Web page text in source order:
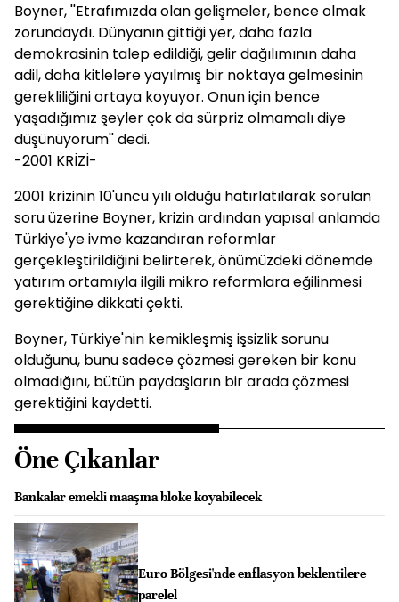
Boyner, ''Etrafımızda olan gelişmeler, bence olmak
zorundaydı. Dünyanın gittiği yer, daha fazla
demokrasinin talep edildiği, gelir dağılımının daha
adil, daha kitlelere yayılmış bir noktaya gelmesinin
gerekliliğini ortaya koyuyor. Onun için bence
yaşadığımız şeyler çok da sürpriz olmamalı diye
düşünüyorum'' dedi.
-2001 KRİZİ-
2001 krizinin 10'uncu yılı olduğu hatırlatılarak sorulan
soru üzerine Boyner, krizin ardından yapısal anlamda
Türkiye'ye ivme kazandıran reformlar
gerçekleştirildiğini belirterek, önümüzdeki dönemde
yatırım ortamıyla ilgili mikro reformlara eğilinmesi
gerektiğine dikkati çekti.
Boyner, Türkiye'nin kemikleşmiş işsizlik sorunu
olduğunu, bunu sadece çözmesi gereken bir konu
olmadığını, bütün paydaşların bir arada çözmesi
gerektiğini kaydetti.
Öne Çıkanlar
Bankalar emekli maaşına bloke koyabilecek
Euro Bölgesi'nde enflasyon beklentilere
parelel